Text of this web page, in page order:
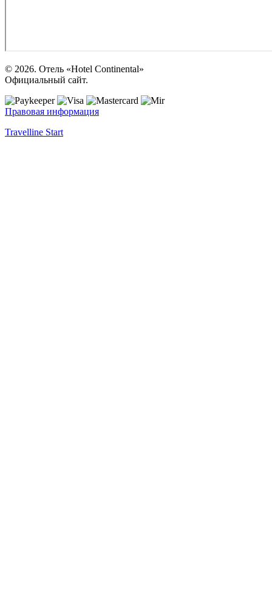
© 2026. Отель «Hotel Continental»
Официальный сайт.
Правовая информация
Travelline Start